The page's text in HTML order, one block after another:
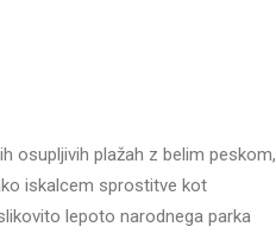
osupljivih plažah z belim peskom,
iskalcem sprostitve kot
lepoto narodnega parka